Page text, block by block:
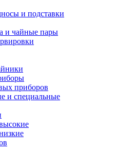
и подставки
и чайные пары
приборов
и специальные